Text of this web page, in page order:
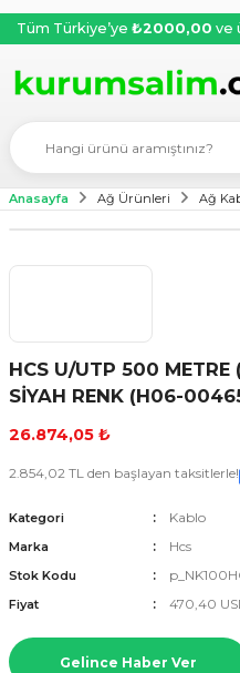
Tüm Türkiye’ye ₺2000,00 ve
Anasayfa Ağ Ürünleri Ağ
HCS U/UTP 500 METRE
SİYAH RENK (H06-
26.874,05 ₺
2.854,02 TL den başlayan taksitlerle!
Kategori Kablo
Marka Hcs
Stok Kodu
Fiyat 470,40
Gelince Haber Ver